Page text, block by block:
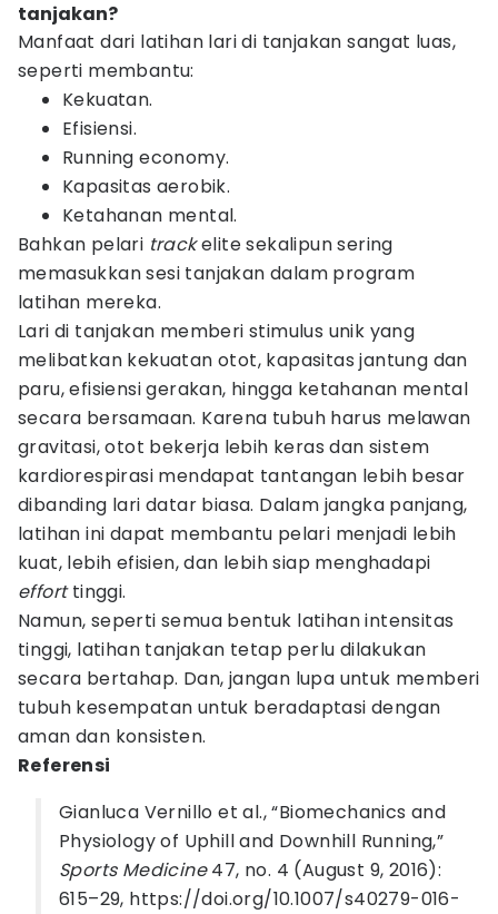
tanjakan?
Manfaat dari latihan lari di tanjakan sangat luas,
seperti membantu:
Kekuatan.
Efisiensi.
Running economy.
Kapasitas aerobik.
Ketahanan mental.
Bahkan pelari trackelite sekalipun sering
memasukkan sesi tanjakan dalam program
latihan mereka.
Lari di tanjakan memberi stimulus unik yang
melibatkan kekuatan otot, kapasitas jantung dan
paru, efisiensi gerakan, hingga ketahanan mental
secara bersamaan. Karena tubuh harus melawan
gravitasi, otot bekerja lebih keras dan sistem
kardiorespirasi mendapat tantangan lebih besar
dibanding lari datar biasa. Dalam jangka panjang,
latihan ini dapat membantu pelari menjadi lebih
kuat, lebih efisien, dan lebih siap menghadapi
efforttinggi.
Namun, seperti semua bentuk latihan intensitas
tinggi, latihan tanjakan tetap perlu dilakukan
secara bertahap. Dan, jangan lupa untuk memberi
tubuh kesempatan untuk beradaptasi dengan
aman dan konsisten.
Referensi
Gianluca Vernillo et al., “Biomechanics and
Physiology of Uphill and Downhill Running,”
Sports Medicine47, no. 4 (August 9, 2016):
615–29, https://doi.org/10.1007/s40279-016-